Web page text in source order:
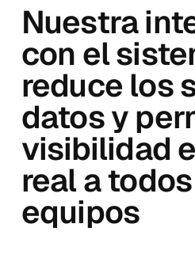
Nuestra
con el
reduce los
datos y
visibilidad
real a
equipos